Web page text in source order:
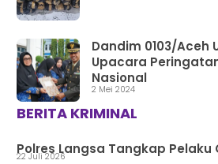
Dandim 0103/Aceh
Upacara
Nasional
2 Mei 2024
BERITA KRIMINAL
Polres Langsa Tangkap Pelaku
22 Juli 2026